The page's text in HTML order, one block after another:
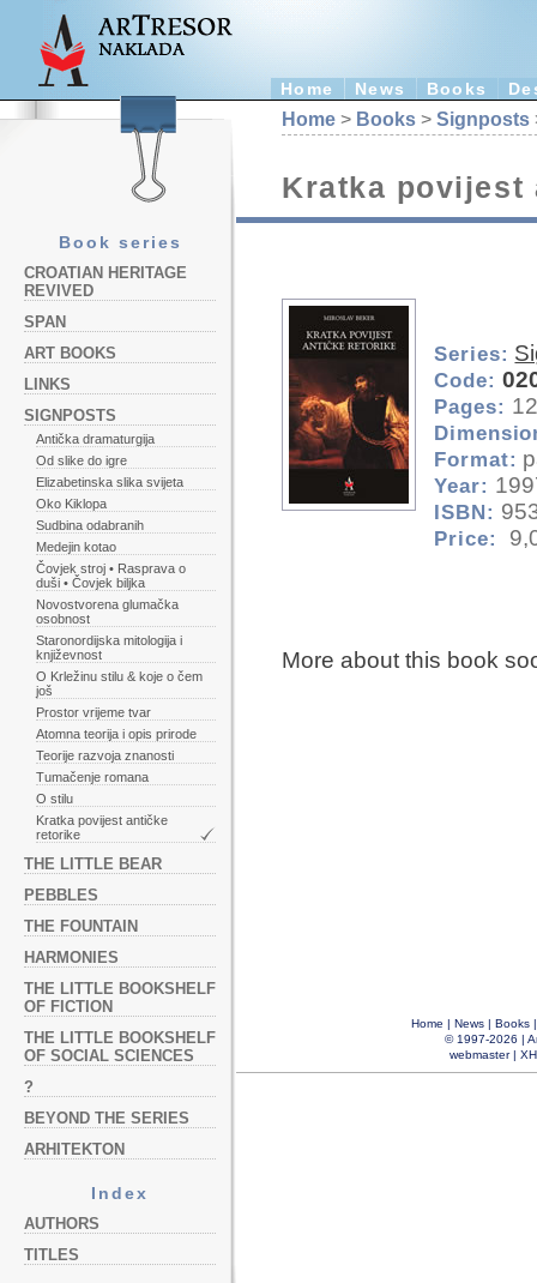
Home News Books
Book series
CROATIAN HERITAGE
REVIVED
SPAN
ART BOOKS
LINKS
SIGNPOSTS
Antička dramaturgija
Od slike do igre
Elizabetinska slika svijeta
Oko Kiklopa
Sudbina odabranih
Medejin kotao
Čovjek stroj • Rasprava o
duši • Čovjek biljka
Novostvorena glumačka
osobnost
Staronordijska mitologija i
književnost
O Krležinu stilu & koje o čem
još
Prostor vrijeme tvar
Atomna teorija i opis prirode
Teorije razvoja znanosti
Tumačenje romana
O stilu
Kratka povijest antičke
retorike
THE LITTLE BEAR
PEBBLES
THE FOUNTAIN
HARMONIES
THE LITTLE BOOKSHELF
OF FICTION
THE LITTLE BOOKSHELF
OF SOCIAL SCIENCES
?
BEYOND THE SERIES
ARHITEKTON
Index
AUTHORS
TITLES
Home > Books > Signposts
Kratka povijest
Series:
Code:
Pages:
Format:
Year:
ISBN:
Price:
More about this book
Home | News| Books
© 1997-2026 |
webmaster|